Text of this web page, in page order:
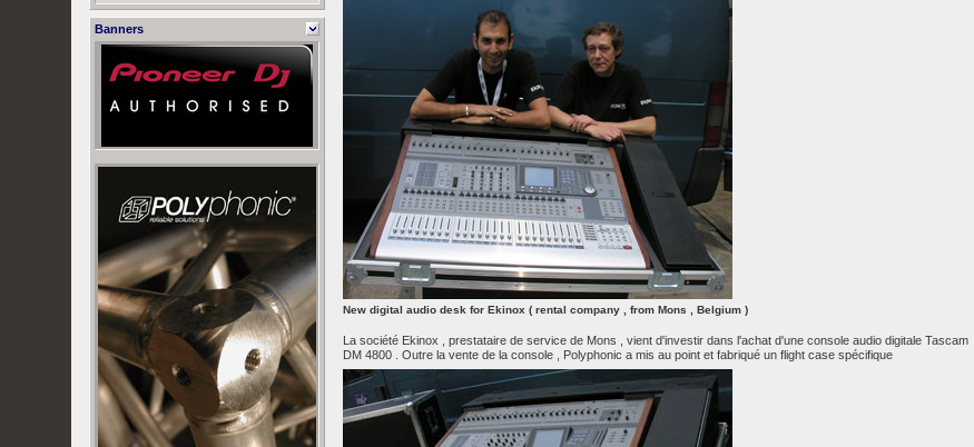
Banners
New digital audio desk for Ekinox ( rental company , from Mons , Belgium )
La société Ekinox , prestataire de service de Mons , vient d'investir dans l'achat d'une console audio digitale Tascam
DM 4800 . Outre la vente de la console , Polyphonic a mis au point et fabriqué un flight case spécifique